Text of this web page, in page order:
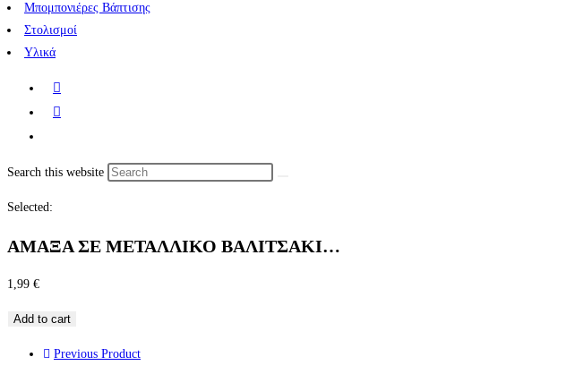
Μπομπονιέρες Βάπτισης
Στολισμοί
Υλικά
Search this website
Selected:
ΑΜΑΞΑ ΣΕ ΜΕΤΑΛΛΙΚΟ ΒΑΛΙΤΣΑΚΙ…
1,99 €
Add to cart
Previous Product